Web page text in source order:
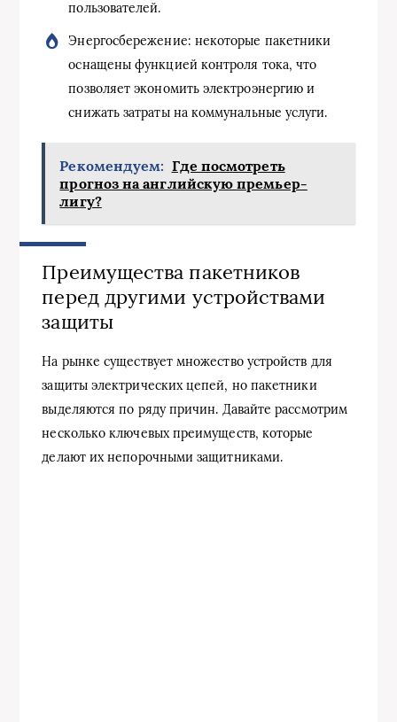
пользователей.
Энергосбережение: некоторые пакетники
оснащены функцией контроля тока, что
позволяет экономить электроэнергию и
снижать затраты на коммунальные услуги.
Рекомендуем: Где посмотреть
прогноз на английскую премьер-
лигу?
Преимущества пакетников
перед другими устройствами
защиты
На рынке существует множество устройств для
защиты электрических цепей, но пакетники
выделяются по ряду причин. Давайте рассмотрим
несколько ключевых преимуществ, которые
делают их непорочными защитниками.